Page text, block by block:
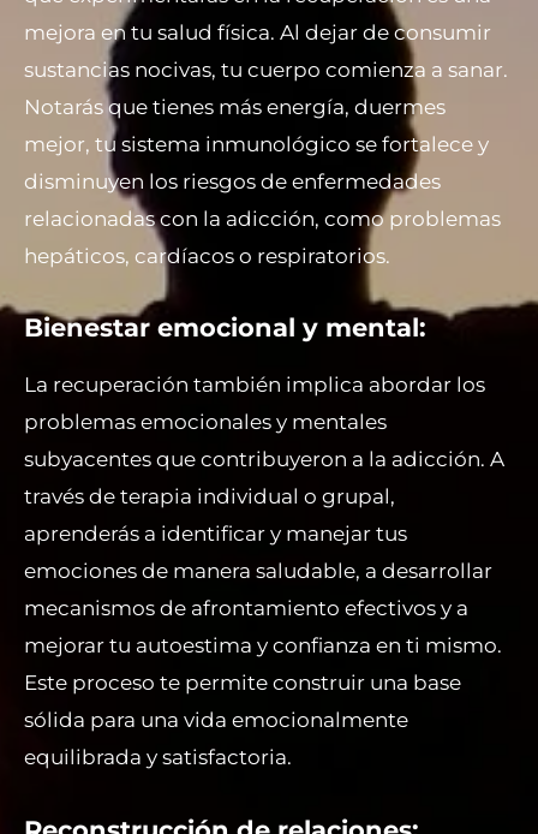
mejora en tu salud física. Al dejar de consumir
sustancias nocivas, tu cuerpo comienza a sanar.
Notarás que tienes más energía, duermes
mejor, tu sistema inmunológico se fortalece y
disminuyen los riesgos de enfermedades
relacionadas con la adicción, como problemas
hepáticos, cardíacos o respiratorios.
Bienestar emocional y mental:
La recuperación también implica abordar los
problemas emocionales y mentales
subyacentes que contribuyeron a la adicción. A
través de terapia individual o grupal,
aprenderás a identificar y manejar tus
emociones de manera saludable, a desarrollar
mecanismos de afrontamiento efectivos y a
mejorar tu autoestima y confianza en ti mismo.
Este proceso te permite construir una base
sólida para una vida emocionalmente
equilibrada y satisfactoria.